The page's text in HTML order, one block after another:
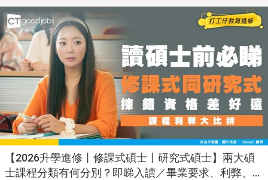
【2026升學進修丨修課式碩士丨研究式碩士】兩大碩
士課程分類有何分別？即睇入讀／畢業要求、利弊、...